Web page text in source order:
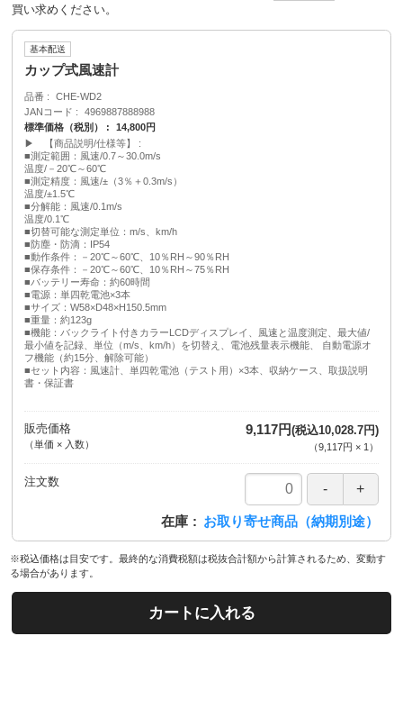
買い求めください。
基本配送
カップ式風速計
品番
CHE-WD2
JANコード
4969887888988
標準価格（税別）
14,800円
▶ 【商品説明/仕様等】
■測定範囲：風速/0.7～30.0m/s
温度/－20℃～60℃
■測定精度：風速/±（3％＋0.3m/s）
温度/±1.5℃
■分解能：風速/0.1m/s
温度/0.1℃
■切替可能な測定単位：m/s、km/h
■防塵・防滴：IP54
■動作条件：－20℃～60℃、10％RH～90％RH
■保存条件：－20℃～60℃、10％RH～75％RH
■バッテリー寿命：約60時間
■電源：単四乾電池×3本
■サイズ：W58×D48×H150.5mm
■重量：約123g
■機能：バックライト付きカラーLCDディスプレイ、風速と温度測定、最大値/
最小値を記録、単位（m/s、km/h）を切替え、電池残量表示機能、 自動電源オ
フ機能（約15分、解除可能）
■セット内容：風速計、単四乾電池（テスト用）×3本、収納ケース、取扱説明
書・保証書
販売価格
（単価 × 入数）
9,117円(税込10,028.7円)
（9,117円 × 1 ）
注文数
在庫 お取り寄せ商品（納期別途）
※税込価格は目安です。最終的な消費税額は税抜合計額から計算されるため、変動す
る場合があります。
カートに入れる